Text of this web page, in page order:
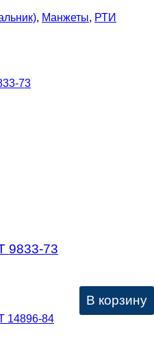
, Манжеты, РТИ
9833-73
В корзину